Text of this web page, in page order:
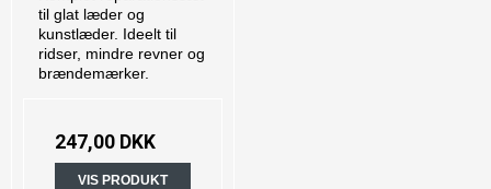
til glat læder og
kunstlæder. Ideelt til
ridser, mindre revner og
brændemærker.
247,00 DKK
VIS PRODUKT